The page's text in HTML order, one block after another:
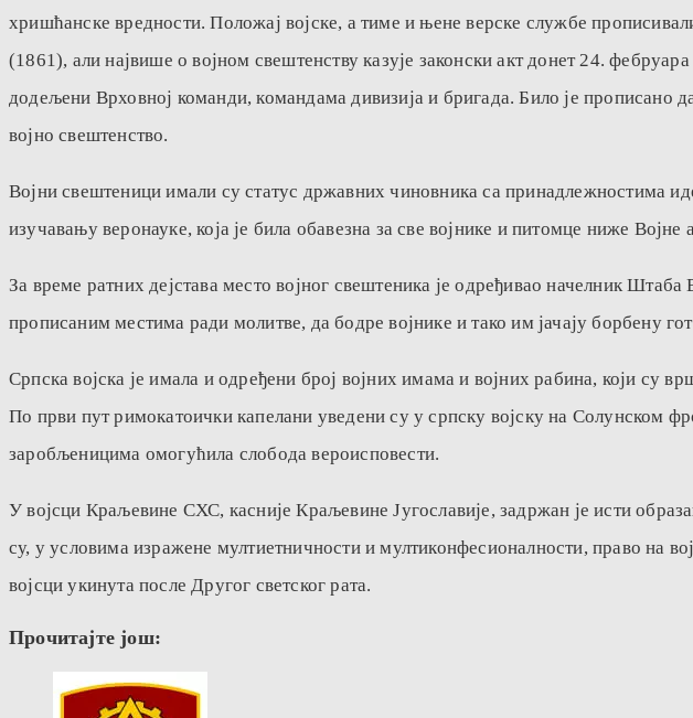
хришћанске вредности. Положај војске, а тиме и њене верске службе
(1861), али највише о војном свештенству казује законски акт донет 24.
додељени Врховној команди, командама дивизија и бригада. Било је прописано
војно свештенство.
Војни свештеници имали су статус државних чиновника са принадлежностима
изучавању веронауке, која је била обавезна за све војнике и питомце ниже Војне
За време ратних дејстава место војног свештеника је одређивао начелник
прописаним местима ради молитве, да бодре војнике и тако им јачају борбену
Српска војска je имала и одређени број војних имама и војних рабина, који су
По први пут римокатоички капелани уведени су у српску војску на Солунском
заробљеницима омогућила слобода вероисповести.
У војсци Краљевине СХС, касније Краљевине Југославије, задржан је исти
су, у условима изражене мултиетничности и мултиконфесионалности, право на
војсци укинута после Другог светског рата.
Прочитајте још: